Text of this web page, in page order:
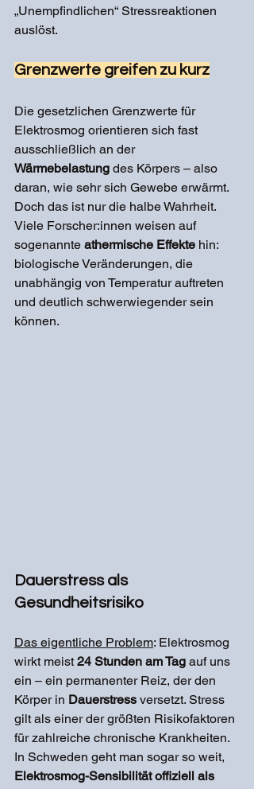
„Unempfindlichen“ Stressreaktionen
auslöst.
Grenzwerte greifen zu kurz
Die gesetzlichen Grenzwerte für
Elektrosmog orientieren sich fast
ausschließlich an der
Wärmebelastung des Körpers – also
daran, wie sehr sich Gewebe erwärmt.
Doch das ist nur die halbe Wahrheit.
Viele Forscher:innen weisen auf
sogenannte athermische Effekte hin:
biologische Veränderungen, die
unabhängig von Temperatur auftreten
und deutlich schwerwiegender sein
können.
Dauerstress als
Gesundheitsrisiko
Das eigentliche Problem: Elektrosmog
wirkt meist 24 Stunden am Tag auf uns
ein – ein permanenter Reiz, der den
Körper in Dauerstress versetzt. Stress
gilt als einer der größten Risikofaktoren
für zahlreiche chronische Krankheiten.
In Schweden geht man sogar so weit,
Elektrosmog-Sensibilität offiziell als